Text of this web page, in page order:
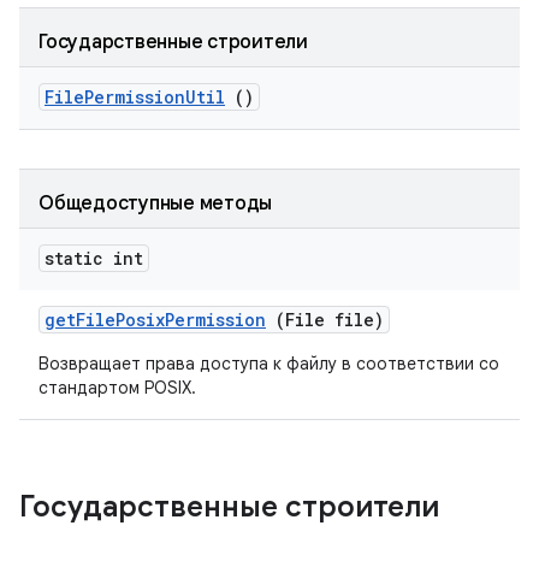
Государственные строители
FilePermissionUtil ()
Общедоступные методы
static int
getFilePosixPermission (File file)
Возвращает права доступа к файлу в соответствии со
стандартом POSIX.
Государственные строители